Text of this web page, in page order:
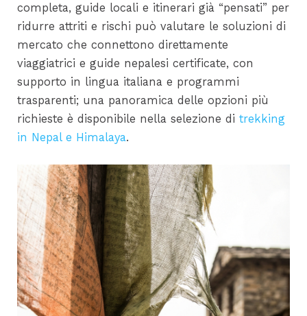
completa, guide locali e itinerari già “pensati” per
ridurre attriti e rischi può valutare le soluzioni di
mercato che connettono direttamente
viaggiatrici e guide nepalesi certificate, con
supporto in lingua italiana e programmi
trasparenti; una panoramica delle opzioni più
richieste è disponibile nella selezione ditrekking
in Nepal e Himalaya.